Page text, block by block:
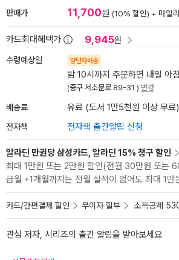
판매가 11,700원 (10% 할인) + 마일
카드최대혜택가 9,945원
수령예상일 양탄자배송
밤 10시까지 주문하면 내일 아
(중구 서소문로 89-31 ) 변경
배송료 유료 (도서 1만5천원 이상 무료)
전자책 전자책 출간알림 신청
알라딘 만권당 삼성카드, 알라딘 15% 청구 할인
최대 1만원 또는 2만원 할인(전월 30만원 또는
급월 +1개월까지는 전월 실적이 없어도 최대 1만
카드/간편결제 할인 무이자 할부 소득공제
관심 저자, 시리즈의 출간 알림을 받아보세요